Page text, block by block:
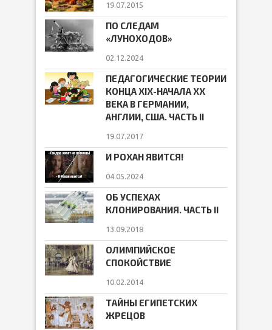
19.07.2015
ПО СЛЕДАМ
«ЛУНОХОДОВ»
02.12.2024
ПЕДАГОГИЧЕСКИЕ ТЕОРИИ
КОНЦА ХIХ-НАЧАЛА ХХ
ВЕКА В ГЕРМАНИИ,
АНГЛИИ, США. ЧАСТЬ II
19.07.2017
И РОХАН ЯВИТСЯ!
04.05.2024
ОБ УСПЕХАХ
КЛОНИРОВАНИЯ. ЧАСТЬ II
13.09.2018
ОЛИМПИЙСКОЕ
СПОКОЙСТВИЕ
10.02.2014
ТАЙНЫ ЕГИПЕТСКИХ
ЖРЕЦОВ